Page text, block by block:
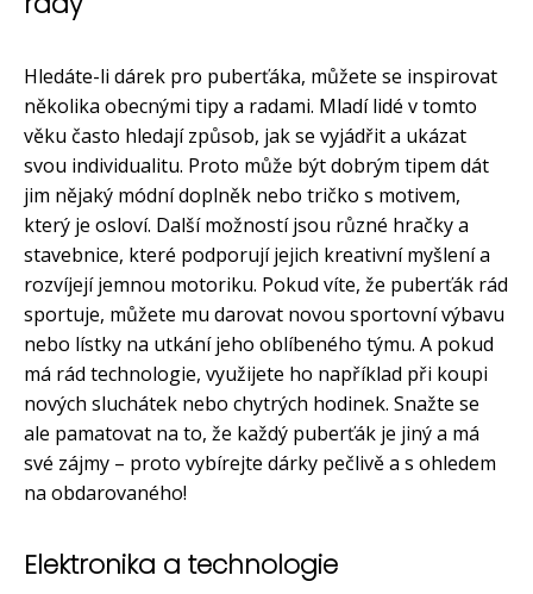
Hledáte-li dárek pro puberťáka, můžete se inspirovat
několika obecnými tipy a radami. Mladí lidé v tomto
věku často hledají způsob, jak se vyjádřit a ukázat
svou individualitu. Proto může být dobrým tipem dát
jim nějaký módní doplněk nebo tričko s motivem,
který je osloví. Další možností jsou různé hračky a
stavebnice, které podporují jejich kreativní myšlení a
rozvíjejí jemnou motoriku. Pokud víte, že puberťák rád
sportuje, můžete mu darovat novou sportovní výbavu
nebo lístky na utkání jeho oblíbeného týmu. A pokud
má rád technologie, využijete ho například při koupi
nových sluchátek nebo chytrých hodinek. Snažte se
ale pamatovat na to, že každý puberťák je jiný a má
své zájmy – proto vybírejte dárky pečlivě a s ohledem
na obdarovaného!
Elektronika a technologie